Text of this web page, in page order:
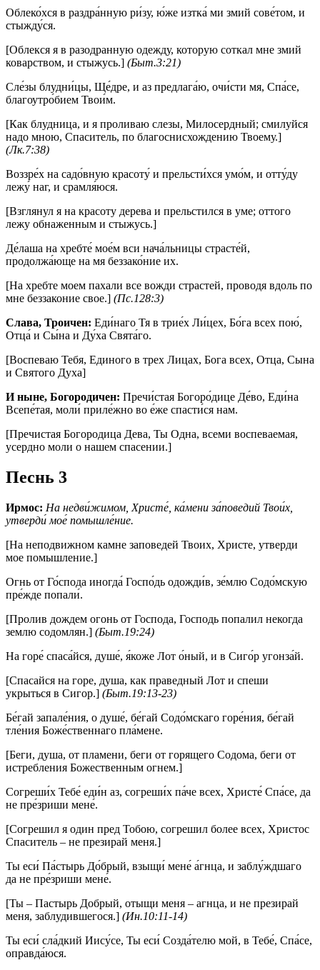
Облеко́хся в раздра́нную ри́зу, ю́же изтка́ ми змий сове́том, и
стыжду́ся.
[Облекся я в разодранную одежду, которую соткал мне змий
коварством, и стыжусь.] (Быт.3:21)
Сле́зы блудни́цы, Ще́дре, и аз предлага́ю, очи́сти мя, Спа́се,
благоутро́бием Твои́м.
[Как блудница, и я проливаю слезы, Милосердный; смилуйся
надо мною, Спаситель, по благоснисхождению Твоему.]
(Лк.7:38)
Воззре́х на садо́вную красоту́ и прельсти́хся умо́м, и отту́ду
лежу́ наг, и срамля́юся.
[Взглянул я на красоту дерева и прельстился в уме; оттого
лежу обнаженным и стыжусь.]
Де́лаша на хребте́ мое́м вси нача́льницы страсте́й,
продолжа́юще на мя беззако́ние их.
[На хребте моем пахали все вожди страстей, проводя вдоль по
мне беззаконие свое.] (Пс.128:3)
Слава, Троичен: Еди́наго Тя в трие́х Ли́цех, Бо́га всех пою́,
Отца́ и Сы́на и Ду́ха Свята́го.
[Воспеваю Тебя, Единого в трех Лицах, Бога всех, Отца, Сына
и Святого Духа]
И ныне, Богородичен: Пречи́стая Богоро́дице Де́во, Еди́на
Всепе́тая, моли́ приле́жно во е́же спасти́ся нам.
[Пречистая Богородица Дева, Ты Одна, всеми воспеваемая,
усердно моли о нашем спасении.]
Песнь 3
Ирмос: На недви́жимом, Христе́, ка́мени за́поведий Твои́х,
утверди́ мое́ помышле́ние.
[На неподвижном камне заповедей Твоих, Христе, утверди
мое помышление.]
Огнь от Го́спода иногда́ Госпо́дь одожди́в, зе́млю Содо́мскую
пре́жде попали́.
[Пролив дождем огонь от Господа, Господь попалил некогда
землю содомлян.] (Быт.19:24)
На горе́ спаса́йся, душе́, я́коже Лот о́ный, и в Сиго́р угонза́й.
[Спасайся на горе, душа, как праведный Лот и спеши
укрыться в Сигор.] (Быт.19:13-23)
Бе́гай запале́ния, о душе́, бе́гай Содо́мскаго горе́ния, бе́гай
тле́ния Боже́ственнаго пла́мене.
[Беги, душа, от пламени, беги от горящего Содома, беги от
истребления Божественным огнем.]
Согреши́х Тебе́ еди́н аз, согреши́х па́че всех, Христе́ Спа́се, да
не пре́зриши мене́.
[Согрешил я один пред Тобою, согрешил более всех, Христос
Спаситель – не презирай меня.]
Ты еси́ Па́стырь До́брый, взыщи́ мене́ а́гнца, и заблу́ждшаго
да не пре́зриши мене́.
[Ты – Пастырь Добрый, отыщи меня – агнца, и не презирай
меня, заблудившегося.] (Ин.10:11-14)
Ты еси́ сла́дкий Иису́се, Ты еси́ Созда́телю мой, в Тебе́, Спа́се,
оправда́юся.